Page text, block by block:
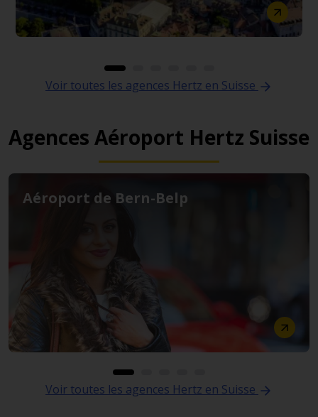
Voir toutes les agences Hertz en Suisse
Agences Aéroport Hertz Suisse
Aéroport de Bern-Belp
Voir toutes les agences Hertz en Suisse